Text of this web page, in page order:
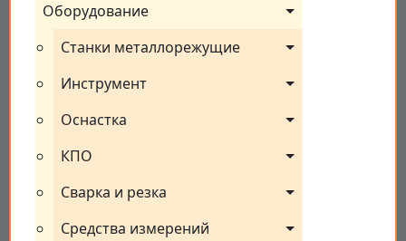
Оборудование
Станки металлорежущие
Инструмент
Оснастка
КПО
Сварка и резка
Средства измерений